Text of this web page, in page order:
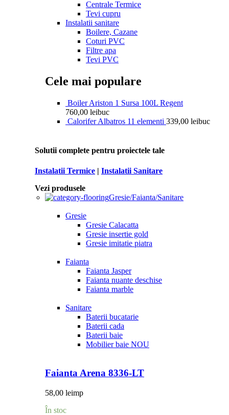
Centrale Termice
Tevi cupru
Instalatii sanitare
Boilere, Cazane
Coturi PVC
Filtre apa
Tevi PVC
Cele mai populare
Boiler Ariston 1 Sursa 100L Regent
760,00 leibuc
Calorifer Albatros 11 elementi 339,00 leibuc
Solutii complete pentru proiectele tale
Instalatii Termice | Instalatii Sanitare
Vezi produsele
Gresie/Faianta/Sanitare
Gresie
Gresie Calacatta
Gresie insertie gold
Gresie imitatie piatra
Faianta
Faianta Jasper
Faianta nuante deschise
Faianta marble
Sanitare
Baterii bucatarie
Baterii cada
Baterii baie
Mobilier baie NOU
Faianta Arena 8336-LT
58,00 leimp
În stoc